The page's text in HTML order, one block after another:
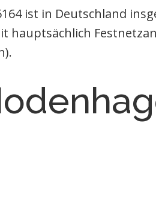
ist in Deutschland
hauptsächlich